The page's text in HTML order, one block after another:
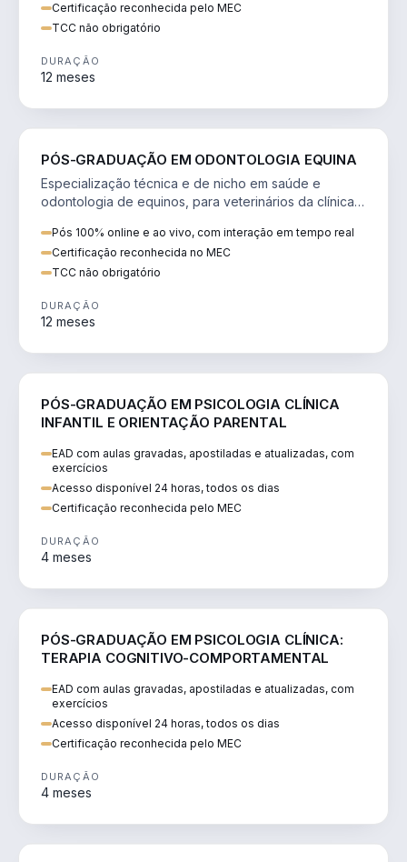
Certificação reconhecida pelo MEC
TCC não obrigatório
DURAÇÃO
12 meses
PÓS-GRADUAÇÃO EM ODONTOLOGIA EQUINA
Especialização técnica e de nicho em saúde e
odontologia de equinos, para veterinários da clínica
Pós 100% online e ao vivo, com interação em tempo real
Certificação reconhecida no MEC
TCC não obrigatório
DURAÇÃO
12 meses
PÓS-GRADUAÇÃO EM PSICOLOGIA CLÍNICA
INFANTIL E ORIENTAÇÃO PARENTAL
EAD com aulas gravadas, apostiladas e atualizadas, com
exercícios
Acesso disponível 24 horas, todos os dias
Certificação reconhecida pelo MEC
DURAÇÃO
4 meses
PÓS-GRADUAÇÃO EM PSICOLOGIA CLÍNICA:
TERAPIA COGNITIVO-COMPORTAMENTAL
EAD com aulas gravadas, apostiladas e atualizadas, com
exercícios
Acesso disponível 24 horas, todos os dias
Certificação reconhecida pelo MEC
DURAÇÃO
4 meses